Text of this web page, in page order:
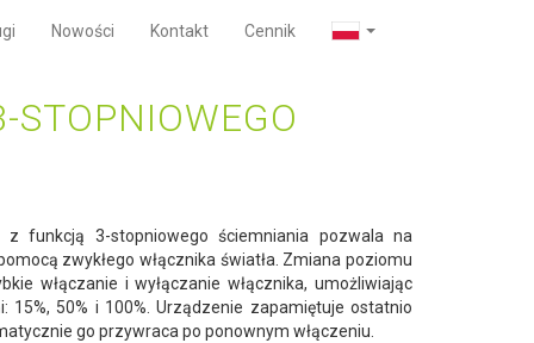
Nowości Kontakt Cennik
z funkcją 3-stopniowego ściemniania pozwala na
zwykłego włącznika światła. Zmiana poziomu
włączanie i wyłączanie włącznika, umożliwiając
15%, 50% i 100%. Urządzenie zapamiętuje ostatnio
go przywraca po ponownym włączeniu.